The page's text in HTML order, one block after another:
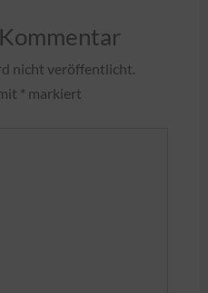
nicht veröffentlicht.
* markiert